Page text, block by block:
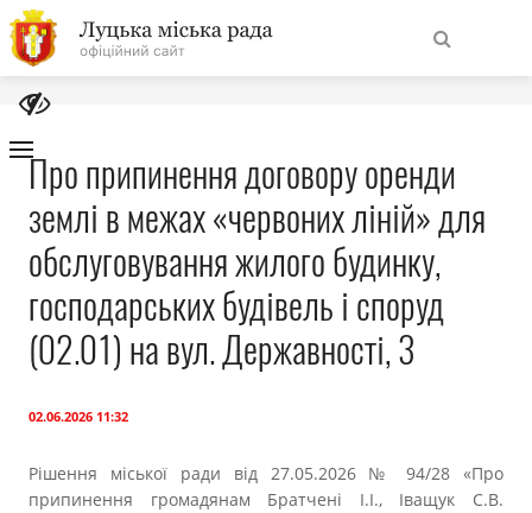
На
головну
Навігація
сайту
Про місто
Міська влада
Міська рада
Публічна інформація
Про припинення договору оренди
землі в межах «червоних ліній» для
обслуговування жилого будинку,
господарських будівель і споруд
(02.01) на вул. Державності, 3
02.06.2026 11:32
Рішення міської ради від 27.05.2026 № 94/28 «Про
припинення громадянам Братчені І.І., Іващук С.В.